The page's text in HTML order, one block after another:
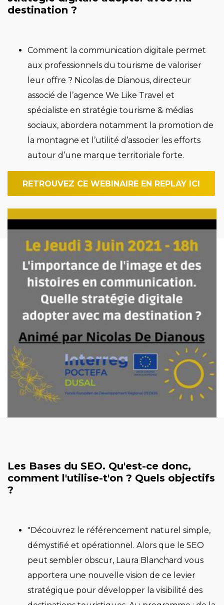
destination ?
Comment la communication digitale permet
aux professionnels du tourisme de valoriser
leur offre ? Nicolas de Dianous, directeur
associé de l’agence We Like Travel et
spécialiste en stratégie tourisme & médias
sociaux, abordera notamment la promotion de
la montagne et l’utilité d’associer les efforts
autour d’une marque territoriale forte.
RETROUVEZ CE WEBINAIRE EN REPLAY ICI
Imagen
Les Bases du SEO. Qu'est-ce donc,
comment l'utilise-t'on ? Quels objectifs
?
"Découvrez le référencement naturel simple,
démystifié et opérationnel. Alors que le SEO
peut sembler obscur, Laura Blanchard vous
apportera une nouvelle vision de ce levier
stratégique pour développer la visibilité des